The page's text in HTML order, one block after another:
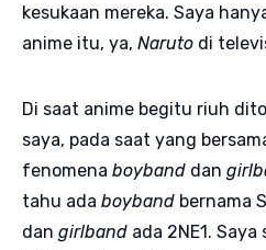
kesukaan mereka. Saya
anime itu, ya, Naruto di
Di saat anime begitu riuh
saya, pada saat yang
fenomena boyband dan
tahu ada boyband bernama
dan girlband ada 2NE1.